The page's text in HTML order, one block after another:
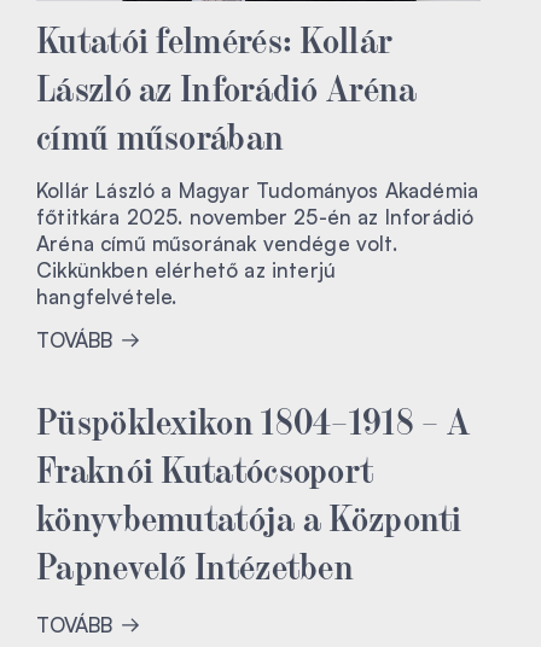
Kutatói felmérés: Kollár
László az Inforádió Aréna
című műsorában
Kollár László a Magyar Tudományos Akadémia
főtitkára 2025. november 25-én az Inforádió
Aréna című műsorának vendége volt.
Cikkünkben elérhető az interjú
hangfelvétele.
TOVÁBB
Püspöklexikon 1804–1918 – A
Fraknói Kutatócsoport
könyvbemutatója a Központi
Papnevelő Intézetben
TOVÁBB